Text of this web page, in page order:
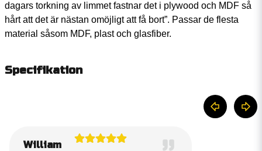
dagars torkning av limmet fastnar det i plywood och MDF så
hårt att det är nästan omöjligt att få bort”. Passar de flesta
material såsom MDF, plast och glasfiber.
Specifikation
William